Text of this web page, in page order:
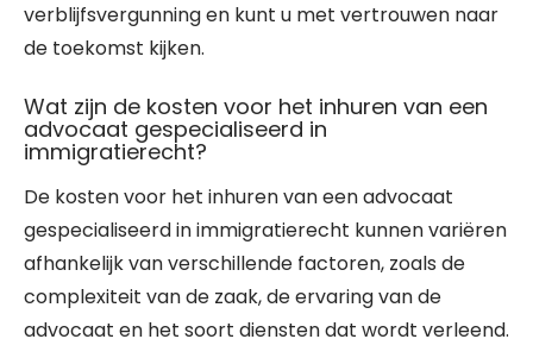
verblijfsvergunning en kunt u met vertrouwen naar
de toekomst kijken.
Wat zijn de kosten voor het inhuren van een
advocaat gespecialiseerd in
immigratierecht?
De kosten voor het inhuren van een advocaat
gespecialiseerd in immigratierecht kunnen variëren
afhankelijk van verschillende factoren, zoals de
complexiteit van de zaak, de ervaring van de
advocaat en het soort diensten dat wordt verleend.